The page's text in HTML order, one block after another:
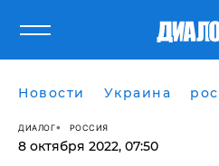
Новости Украина
ДИАЛОГ РОССИЯ
8 октября 2022, 07:50